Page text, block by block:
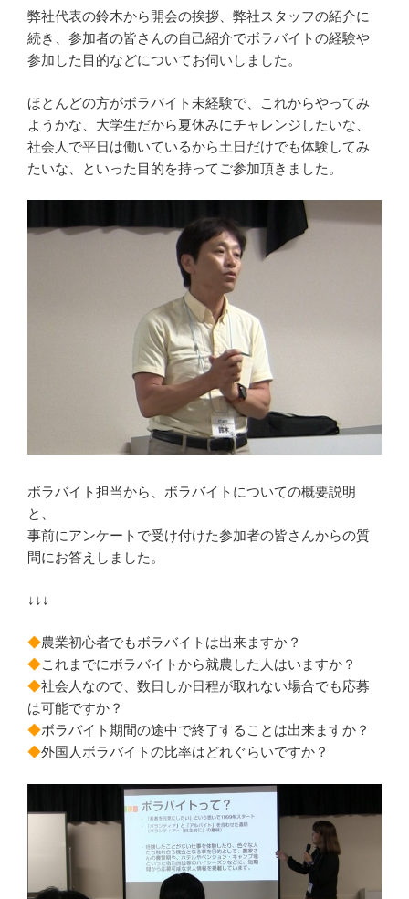
弊社代表の鈴木から開会の挨拶、弊社スタッフの紹介に
続き、参加者の皆さんの自己紹介でボラバイトの経験や
参加した目的などについてお伺いしました。
ほとんどの方がボラバイト未経験で、これからやってみ
ようかな、大学生だから夏休みにチャレンジしたいな、
社会人で平日は働いているから土日だけでも体験してみ
たいな、といった目的を持ってご参加頂きました。
ボラバイト担当から、ボラバイトについての概要説明
と、
事前にアンケートで受け付けた参加者の皆さんからの質
問にお答えしました。
↓↓↓
◆農業初心者でもボラバイトは出来ますか？
◆これまでにボラバイトから就農した人はいますか？
◆社会人なので、数日しか日程が取れない場合でも応募
は可能ですか？
◆ボラバイト期間の途中で終了することは出来ますか？
◆外国人ボラバイトの比率はどれぐらいですか？